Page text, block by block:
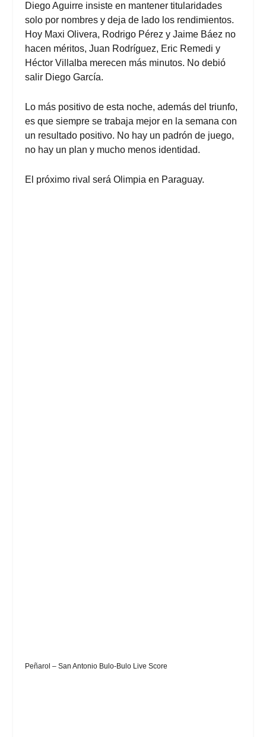
Diego Aguirre insiste en mantener titularidades
solo por nombres y deja de lado los rendimientos.
Hoy Maxi Olivera, Rodrigo Pérez y Jaime Báez no
hacen méritos, Juan Rodríguez, Eric Remedi y
Héctor Villalba merecen más minutos. No debió
salir Diego García.
Lo más positivo de esta noche, además del triunfo,
es que siempre se trabaja mejor en la semana con
un resultado positivo. No hay un padrón de juego,
no hay un plan y mucho menos identidad.
El próximo rival será Olimpia en Paraguay.
Peñarol – San Antonio Bulo-Bulo Live Score